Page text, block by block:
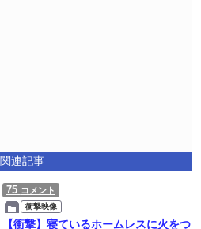
関連記事
75 コメント
衝撃映像
【衝撃】寝ているホームレスに火をつ